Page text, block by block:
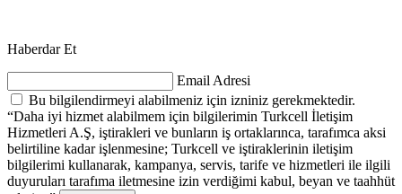
Haberdar Et
Email Adresi
Bu bilgilendirmeyi alabilmeniz için izniniz gerekmektedir.
“Daha iyi hizmet alabilmem için bilgilerimin Turkcell İletişim
Hizmetleri A.Ş, iştirakleri ve bunların iş ortaklarınca, tarafımca aksi
belirtiline kadar işlenmesine; Turkcell ve iştiraklerinin iletişim
bilgilerimi kullanarak, kampanya, servis, tarife ve hizmetleri ile ilgili
duyuruları tarafıma iletmesine izin verdiğimi kabul, beyan ve taahhüt